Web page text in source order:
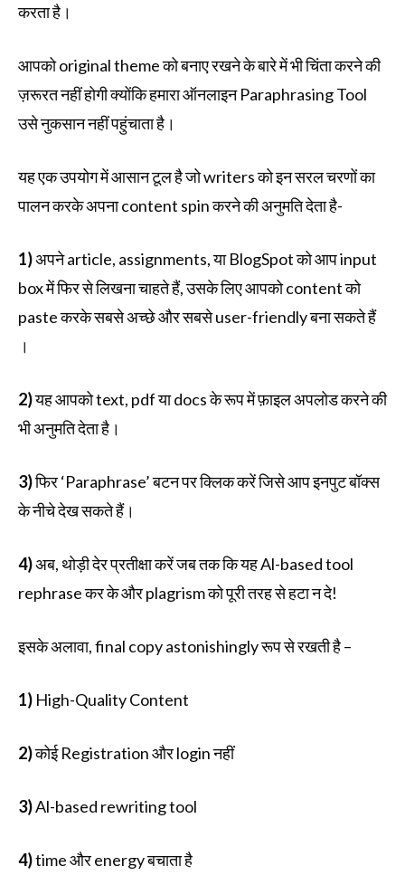
करता है।
आपको original theme को बनाए रखने के बारे में भी चिंता करने की
ज़रूरत नहीं होगी क्योंकि हमारा ऑनलाइन Paraphrasing Tool
उसे नुकसान नहीं पहुंचाता है।
यह एक उपयोग में आसान टूल है जो writers को इन सरल चरणों का
पालन करके अपना content spin करने की अनुमति देता है-
1)अपने article, assignments, या BlogSpot को आप input
box में फिर से लिखना चाहते हैं, उसके लिए आपको content को
paste करके सबसे अच्छे और सबसे user-friendly बना सकते हैं
।
2)यह आपको text, pdf या docs के रूप में फ़ाइल अपलोड करने की
भी अनुमति देता है।
3)फिर ‘Paraphrase’ बटन पर क्लिक करें जिसे आप इनपुट बॉक्स
के नीचे देख सकते हैं।
4)अब, थोड़ी देर प्रतीक्षा करें जब तक कि यह Al-based tool
rephrase कर के और plagrism को पूरी तरह से हटा न दे!
इसके अलावा, final copy astonishingly रूप से रखती है –
1) High-Quality Content
2)कोई Registration और login नहीं
3)Al-based rewriting tool
4)time और energy बचाता है